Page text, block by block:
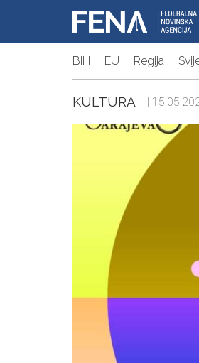
BiH EU Regija
KULTURA |